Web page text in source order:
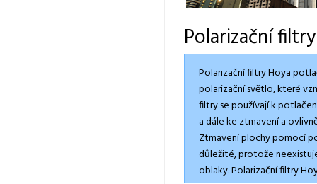
Polarizační
Polarizační filtry Hoya
polarizační světlo, které
filtry se používají k
a dále ke ztmavení a
Ztmavení plochy pomocí
důležité, protože
oblaky. Polarizační filtry